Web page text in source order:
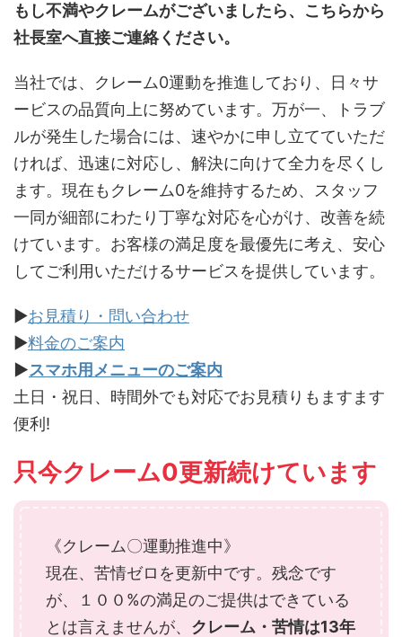
もし不満やクレームがございましたら、こちらから
社長室へ直接ご連絡ください。
当社では、クレーム0運動を推進しており、日々サ
ービスの品質向上に努めています。万が一、トラブ
ルが発生した場合には、速やかに申し立てていただ
ければ、迅速に対応し、解決に向けて全力を尽くし
ます。現在もクレーム0を維持するため、スタッフ
一同が細部にわたり丁寧な対応を心がけ、改善を続
けています。お客様の満足度を最優先に考え、安心
してご利用いただけるサービスを提供しています。
▶お見積り・問い合わせ
▶料金のご案内
▶スマホ用メニューのご案内
土日・祝日、時間外でも対応でお見積りもますます
便利!
只今クレーム0更新続けています
《クレーム〇運動推進中》
現在、苦情ゼロを更新中です。残念です
が、１００%の満足のご提供はできている
とは言えませんが、 クレーム・苦情は13年